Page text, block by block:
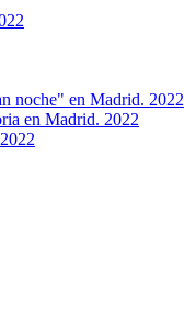
noche" en Madrid. 2022
en Madrid. 2022